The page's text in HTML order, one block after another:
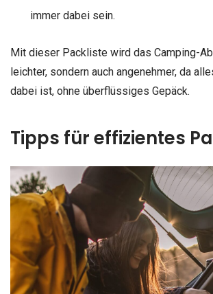
immer dabei sein.
Mit dieser Packliste wird das Camping-
leichter, sondern auch angenehmer, da
dabei ist, ohne überflüssiges Gepäck.
Tipps für effizientes